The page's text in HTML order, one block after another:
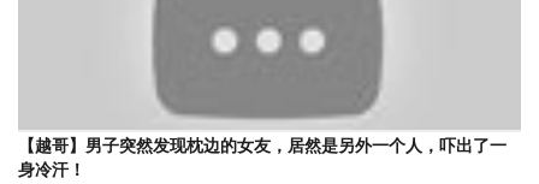
【越哥】男子突然发现枕边的女友，居然是另外一个人，吓出了一
身冷汗！